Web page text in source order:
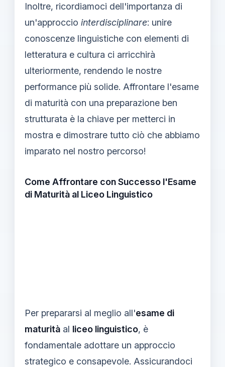
Inoltre, ricordiamoci dell'importanza di
un'approccio interdisciplinare: unire
conoscenze linguistiche con elementi di
letteratura e cultura ci arricchirà
ulteriormente, rendendo le nostre
performance più solide. Affrontare l'esame
di maturità con una preparazione ben
strutturata è la chiave per metterci in
mostra e dimostrare tutto ciò che abbiamo
imparato nel nostro percorso!
Come Affrontare con Successo l'Esame
di Maturità al Liceo Linguistico
Per prepararsi al meglio all'esame di
maturità al liceo linguistico, è
fondamentale adottare un approccio
strategico e consapevole. Assicurandoci